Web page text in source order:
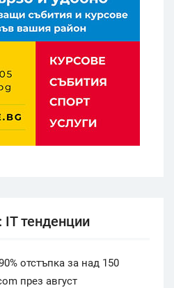
IT тенденции
отстъпка за над 150
през август